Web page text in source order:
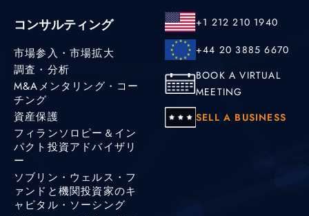
コンサルティング
市場参入・市場拡大
調査・分析
M&Aメンタリング・コー
チング
資産保護
フィランソロピー＆イン
パクト投資アドバイザリ
ー
ソブリン・ウェルス・フ
ァンドと機関投資家のキ
ャピタル・ソーシング
+1 212 210 1940
+44 20 3885 6670
BOOK A VIRTUAL
MEETING
SELL A BUSINESS